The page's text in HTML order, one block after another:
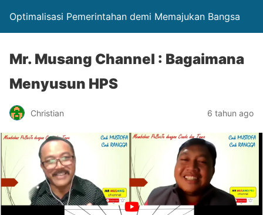
Optimalisasi Pemerintahan demi Memajukan Bangsa
Mr. Musang Channel : Bagaimana
Menyusun HPS
Christian 6 tahun ago